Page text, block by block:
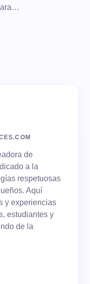
de
a la
respetuosas
Aquí
y experiencias
estudiantes y
de la